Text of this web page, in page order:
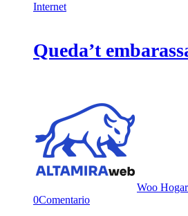
Internet
Queda’t
Woo Hogar
0Comentario